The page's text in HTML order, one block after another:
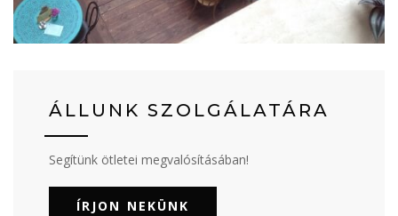
ÁLLUNK SZOLGÁLATÁRA
Segítünk ötletei megvalósításában!
ÍRJON NEKÜNK